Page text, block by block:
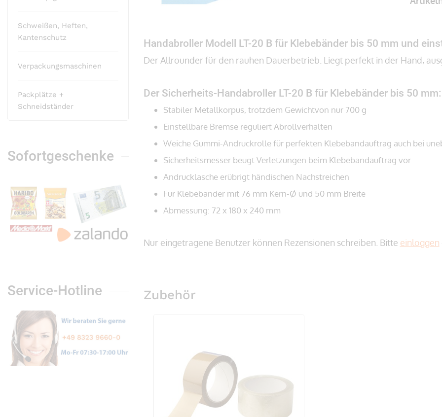
Schweißen, Heften,
Kantenschutz
Verpackungsmaschinen
Packplätze +
Schneidständer
Sofortgeschenke
Service-Hotline
Anfang
Bildergalerie
Handabroller Modell LT-20 B für Klebebänder bis 50 mm und
Der Allrounder für den rauhen Dauerbetrieb. Liegt perfekt in der Hand,
Der Sicherheits-Handabroller LT-20 B für Klebebänder bis 50 mm:
Stabiler Metallkorpus, trotzdem Gewichtvon nur 700 g
Einstellbare Bremse reguliert Abrollverhalten
Weiche Gummi-Andruckrolle für perfekten Klebebandauftrag auch bei
Sicherheitsmesser beugt Verletzungen beim Klebebandauftrag vor
Andrucklasche erübrigt händischen Nachstreichen
Für Klebebänder mit 76 mm Kern-Ø und 50 mm Breite
Abmessung: 72 x 180 x 240 mm
Nur eingetragene Benutzer können Rezensionen schreiben. Bitte einloggen
Zubehör